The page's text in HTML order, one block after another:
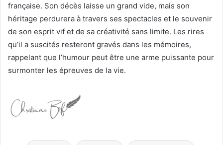
française. Son décès laisse un grand vide, mais son
héritage perdurera à travers ses spectacles et le souvenir
de son esprit vif et de sa créativité sans limite. Les rires
qu’il a suscités resteront gravés dans les mémoires,
rappelant que l’humour peut être une arme puissante pour
surmonter les épreuves de la vie.